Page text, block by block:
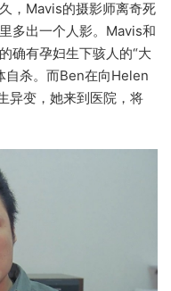
，Mavis的摄影师离奇死
多出一个人影。Mavis和
确有孕妇生下骇人的“大
自杀。而Ben在向Helen
异变，她来到医院，将